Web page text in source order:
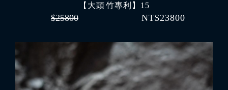
【大頭 竹專利】15
$25800 NT$23800